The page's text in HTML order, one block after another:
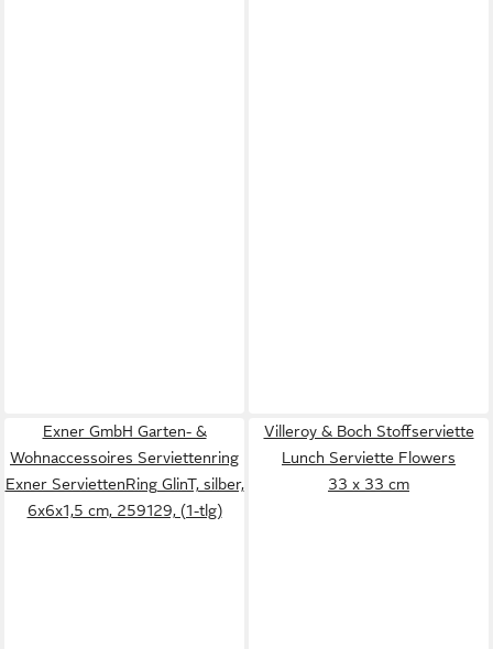
Exner GmbH Garten- &
Wohnaccessoires Serviettenring
Exner ServiettenRing GlinT, silber,
6x6x1,5 cm, 259129, (1-tlg)
Villeroy & Boch Stoffserviette
Lunch Serviette Flowers
33 x 33 cm